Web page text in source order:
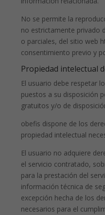
No se permite la
no estrictamente privado
o parciales, del sitio web
consentimiento previo y
Propiedad intelectual
El usuario debe respetar
puestos a su disposición
gratuitos y/o de
obefis dispone de los
propiedad intelectual
El usuario no adquiere
el servicio contratado,
para la prestación del
información técnica de
excepción hecha de los
necesarios para el